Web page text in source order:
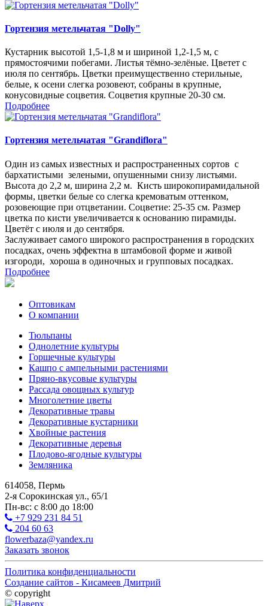
Гортензия метельчатая "Dolly"
Кустарник высотой 1,5-1,8 м и шириной 1,2-1,5 м, с
прямостоячими побегами. Листья тёмно-зелёные. Цветет с
июля по сентябрь. Цветки преимущественно стерильные,
белые, к осени слегка розовеют, собраны в крупные,
конусовидные соцветия. Соцветия крупные 20-30 см.
Подробнее
Гортензия метельчатая "Grandiflora"
Один из самых известных и распространенных сортов с
бархатистыми зелеными, опушенными снизу листьями.
Высота до 2,2 м, ширина 2,2 м. Кисть широкопирамидальной
формы, цветки белые со слегка кремоватым оттенком,
розовеющие при отцветании. Соцветие: 25-35 см. Размер
цветка по кисти увеличивается к основанию пирамиды.
Цветёт с июля и до сентября.
Заслуживает самого широкого распространения в городских
посадках, очень эффектна в штамбовой форме и живой
изгороди, хороша в одиночных и групповых посадках.
Подробнее
Оптовикам
О компании
Тюльпаны
Однолетние культуры
Горшечные культуры
Кашпо с ампельными растениями
Пряно-вкусовые культуры
Рассада овощных культур
Многолетние цветы
Декоративные травы
Декоративные кустарники
Хвойные растения
Декоративные деревья
Плодово-ягодные культуры
Земляника
614058, Пермь
2-я Сорокинская ул., 65/1
Пн-вс: с 8:00 до 18:00
+7 929 231 84 51
204 60 63
flowerbaza@yandex.ru
Заказать звонок
Политика конфиденциальности
Создание сайтов - Кисамеев Дмитрий
© copyright